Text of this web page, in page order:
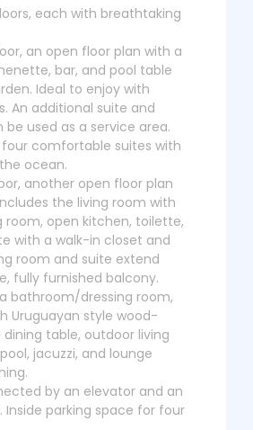
each with breathtaking
an open floor plan with a
bar, and pool table
Ideal to enjoy with
An additional suite and
used as a service area.
comfortable suites with
ocean.
another open floor plan
the living room with
room, open kitchen, toilette,
with a walk-in closet and
room and suite extend
fully furnished balcony.
bathroom/dressing room,
Uruguayan style wood-
dining table, outdoor living
jacuzzi, and lounge
by an elevator and an
Inside parking space for four